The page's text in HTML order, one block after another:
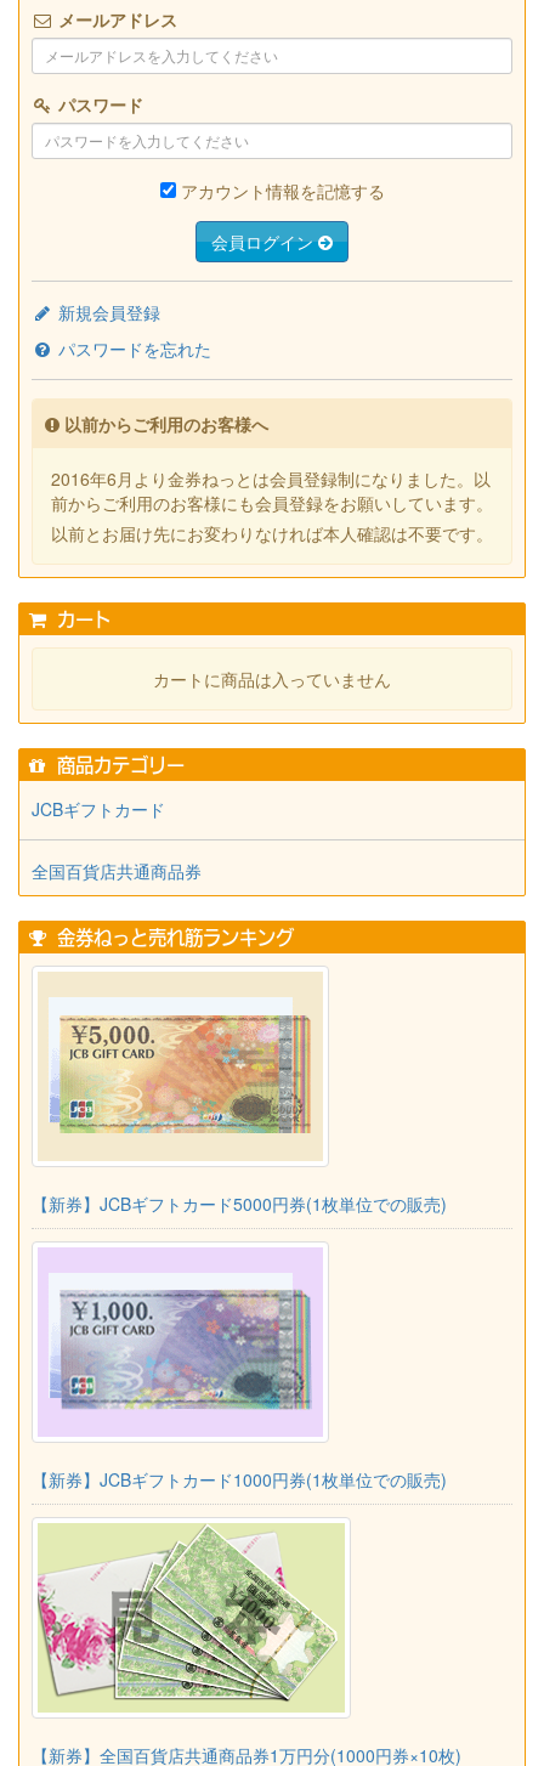
メールアドレス
パスワード
アカウント情報を記憶する
会員ログイン
新規会員登録
パスワードを忘れた
以前からご利用のお客様へ
2016年6月より金券ねっとは会員登録制になりました。以
前からご利用のお客様にも会員登録をお願いしています。
以前とお届け先にお変わりなければ本人確認は不要です。
カート
カートに商品は入っていません
商品カテゴリー
JCBギフトカード
全国百貨店共通商品券
金券ねっと売れ筋ランキング
【新券】JCBギフトカード5000円券(1枚単位での販売)
【新券】JCBギフトカード1000円券(1枚単位での販売)
【新券】全国百貨店共通商品券1万円分(1000円券×10枚)